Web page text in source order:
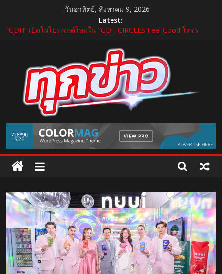
content
วันอาทิตย์, สิงหาคม 9, 2026
Latest:
“GDH” เปิดโผโปรเจกต์ใหม่ใน “GDH CIRCLES Feel Good โคจร
แถลงใหญ่ปีที่ 11! บุรีรัมย์ มาราธอน 2027 เปิดศักราชใหม่ เดินหน้าสู่
Marathon Destination แห่งเอเชีย
อ้วยอันโอสถ รับรางวัล “สุดยอด SME แห่งชาติ ครั้งที่ 18” ตอกย้ำธุรกิจ
สมุนไพรไทยที่เติบโตด้วยมาตรฐาน นวัตกรรม และความโปร่งใส
บีโอไอผนึกพันธมิตรจัด THECA 2026 เชื่อมห่วงโซ่อิเล็กทรอนิกส์ หนุน
ไทยสู่ฐานผลิตเทคโนโลยีขั้นสูง
กระทรวงคมนาคม เปิดนิทรรศการ “เกษมสุขทุกค่ำเช้า” เฉลิม
พระชนมพรรษา พระบาทสมเด็จพระเจ้าอยู่หัว 28 กรกฎาคม 2569
TukKhao
AllNews